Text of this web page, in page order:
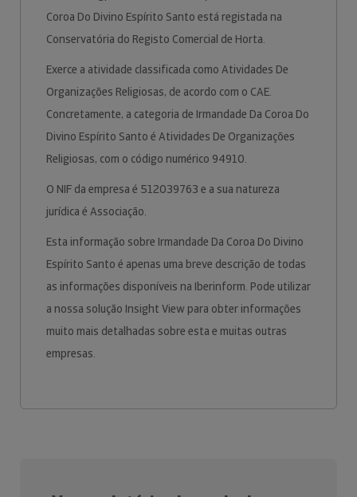
Coroa Do Divino Espírito Santo está registada na
Conservatória do Registo Comercial de Horta.
Exerce a atividade classificada como Atividades De
Organizações Religiosas, de acordo com o CAE.
Concretamente, a categoria de Irmandade Da Coroa Do
Divino Espírito Santo é Atividades De Organizações
Religiosas, com o código numérico 94910.
O NIF da empresa é 512039763 e a sua natureza
jurídica é Associação.
Esta informação sobre Irmandade Da Coroa Do Divino
Espírito Santo é apenas uma breve descrição de todas
as informações disponíveis na Iberinform. Pode utilizar
a nossa solução Insight View para obter informações
muito mais detalhadas sobre esta e muitas outras
empresas.